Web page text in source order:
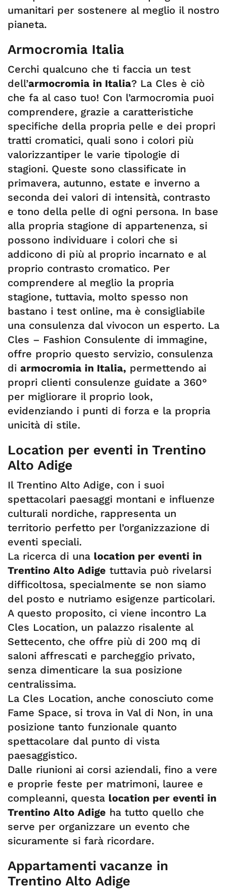
umanitari per sostenere al meglio il nostro
pianeta.
Armocromia Italia
Cerchi qualcuno che ti faccia un test
dell’armocromia in Italia? La Cles è ciò
che fa al caso tuo! Con l’armocromia puoi
comprendere, grazie a caratteristiche
specifiche della propria pelle e dei propri
tratti cromatici, quali sono i colori più
valorizzantiper le varie tipologie di
stagioni. Queste sono classificate in
primavera, autunno, estate e inverno a
seconda dei valori di intensità, contrasto
e tono della pelle di ogni persona. In base
alla propria stagione di appartenenza, si
possono individuare i colori che si
addicono di più al proprio incarnato e al
proprio contrasto cromatico. Per
comprendere al meglio la propria
stagione, tuttavia, molto spesso non
bastano i test online, ma è consigliabile
una consulenza dal vivocon un esperto. La
Cles – Fashion Consulente di immagine,
offre proprio questo servizio, consulenza
di armocromia in Italia, permettendo ai
propri clienti consulenze guidate a 360°
per migliorare il proprio look,
evidenziando i punti di forza e la propria
unicità di stile.
Location per eventi in Trentino
Alto Adige
Il Trentino Alto Adige, con i suoi
spettacolari paesaggi montani e influenze
culturali nordiche, rappresenta un
territorio perfetto per l’organizzazione di
eventi speciali.
La ricerca di una location per eventi in
Trentino Alto Adige tuttavia può rivelarsi
difficoltosa, specialmente se non siamo
del posto e nutriamo esigenze particolari.
A questo proposito, ci viene incontro La
Cles Location, un palazzo risalente al
Settecento, che offre più di 200 mq di
saloni affrescati e parcheggio privato,
senza dimenticare la sua posizione
centralissima.
La Cles Location, anche conosciuto come
Fame Space, si trova in Val di Non, in una
posizione tanto funzionale quanto
spettacolare dal punto di vista
paesaggistico.
Dalle riunioni ai corsi aziendali, fino a vere
e proprie feste per matrimoni, lauree e
compleanni, questa location per eventi in
Trentino Alto Adige ha tutto quello che
serve per organizzare un evento che
sicuramente si farà ricordare.
Appartamenti vacanze in
Trentino Alto Adige